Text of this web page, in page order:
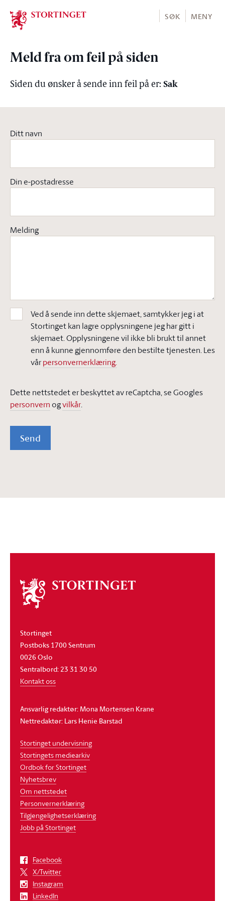
Stortinget.no
SØK MENY
Meld fra om feil på siden
Siden du ønsker å sende inn feil på er: Sak
Ditt navn
Din e-postadresse
Melding
Ved å sende inn dette skjemaet, samtykker jeg i at
Stortinget kan lagre opplysningene jeg har gitt i
skjemaet. Opplysningene vil ikke bli brukt til annet
enn å kunne gjennomføre den bestilte tjenesten. Les
vårpersonvernerklæring.
Dette nettstedet er beskyttet av reCaptcha, se Googles
personvern ogvilkår.
Send
Om
stortinget
Stortinget
Postboks 1700 Sentrum
0026 Oslo
Sentralbord: 23 31 30 50
Kontakt oss
Ansvarlig redaktør: Mona Mortensen Krane
Nettredaktør: Lars Henie Barstad
Stortinget undervisning
Stortingets mediearkiv
Ordbok for Stortinget
Nyhetsbrev
Om nettstedet
Personvernerklæring
Tilgjengelighetserklæring
Jobb på Stortinget
Facebook
X/Twitter
Instagram
LinkedIn